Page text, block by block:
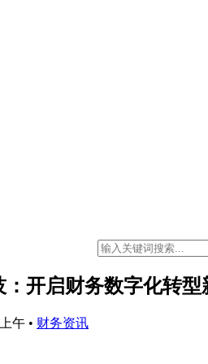
开启财务数字化转型
午 • 财务资讯